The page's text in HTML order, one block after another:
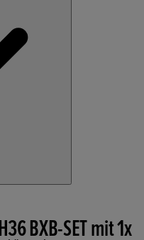
BXB-SET mit 1x